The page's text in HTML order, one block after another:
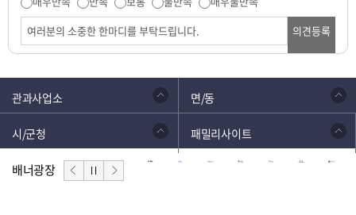
의견등록
관과사업소 면/동
시/군청 패밀리사이트
배너광장